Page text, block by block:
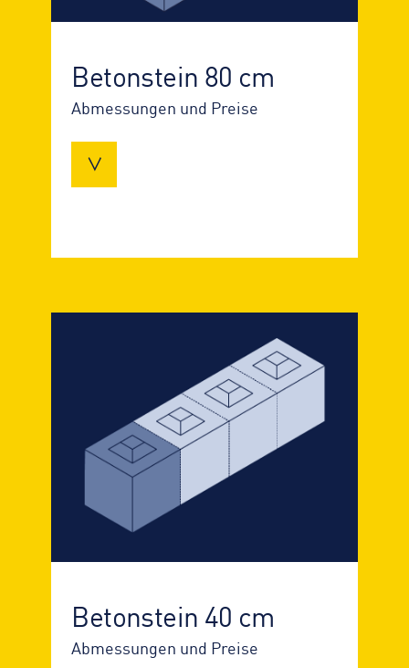
Betonstein 80 cm
Abmessungen und Preise
1.200 kg Auf Anfrage
600 kg Auf Anfrage
Betonstein 40 cm
Abmessungen und Preise